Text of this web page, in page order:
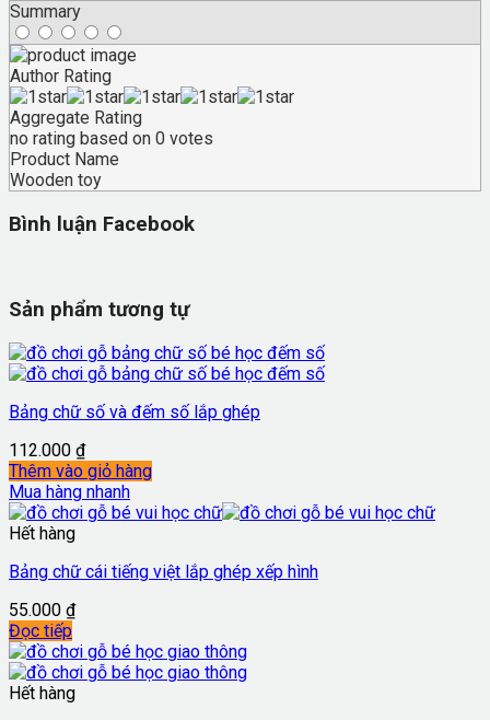
Summary
Author Rating
Aggregate Rating
no rating based on 0 votes
Product Name
Wooden toy
Bình luận Facebook
Sản phẩm tương tự
Bảng chữ số và đếm số lắp ghép
112.000 ₫
Thêm vào giỏ hàng
Mua hàng nhanh
Hết hàng
Bảng chữ cái tiếng việt lắp ghép xếp hình
55.000 ₫
Đọc tiếp
Hết hàng